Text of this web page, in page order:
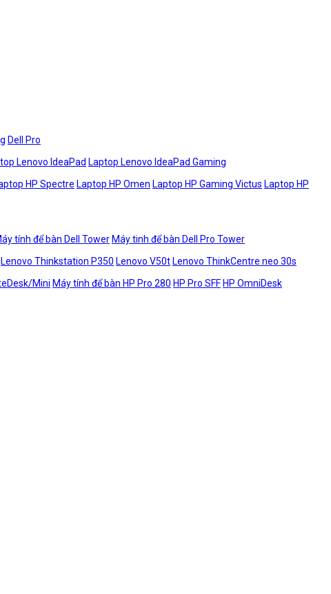
Dell Pro
Lenovo IdeaPad Laptop Lenovo IdeaPad Gaming
HP Spectre Laptop HP Omen Laptop HP Gaming Victus Laptop HP
tính để bàn Dell Tower Máy tinh để bàn Dell Pro Tower
Lenovo Thinkstation P350 Lenovo V50t Lenovo ThinkCentre neo 30s
Mini Máy tính để bàn HP Pro 280 HP Pro SFF HP OmniDesk